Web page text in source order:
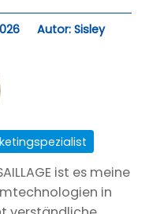
Autor: Sisley
ist es meine
in